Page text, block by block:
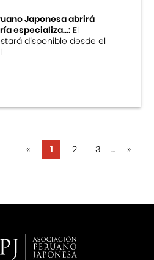
Japonesa abrirá
especializa...:El
disponible desde el
« 1 2 3 ... »